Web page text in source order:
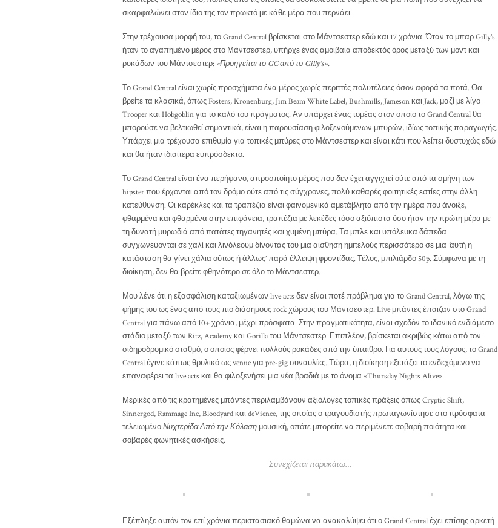
σκαρφαλώνει στον ίδιο της τον πρωκτό με κάθε μέρα που περνάει.
Στην τρέχουσα μορφή του, το Grand Central βρίσκεται στο Μάντσεστερ εδώ και 17 χρόνια. Όταν το μπαρ Gilly's
ήταν το αγαπημένο μέρος στο Μάντσεστερ, υπήρχε ένας αμοιβαία αποδεκτός όρος μεταξύ των μοντ και
ροκάδων του Μάντσεστερ: «Προηγείται το GC από το Gilly's».
Το Grand Central είναι χωρίς προσχήματα ένα μέρος χωρίς περιττές πολυτέλειες όσον αφορά τα ποτά. Θα
βρείτε τα κλασικά, όπως Fosters, Kronenburg, Jim Beam White Label, Bushmills, Jameson και Jack, μαζί με λίγο
Trooper και Hobgoblin για το καλό του πράγματος. Αν υπάρχει ένας τομέας στον οποίο το Grand Central θα
μπορούσε να βελτιωθεί σημαντικά, είναι η παρουσίαση φιλοξενούμενων μπυρών, ιδίως τοπικής παραγωγής.
Υπάρχει μια τρέχουσα επιθυμία για τοπικές μπύρες στο Μάντσεστερ και είναι κάτι που λείπει δυστυχώς εδώ
και θα ήταν ιδιαίτερα ευπρόσδεκτο.
Το Grand Central είναι ένα περήφανο, απροσποίητο μέρος που δεν έχει αγγιχτεί ούτε από τα σμήνη των
hipster που έρχονται από τον δρόμο ούτε από τις σύγχρονες, πολύ καθαρές φοιτητικές εστίες στην άλλη
κατεύθυνση. Οι καρέκλες και τα τραπέζια είναι φαινομενικά αμετάβλητα από την ημέρα που άνοιξε,
φθαρμένα και φθαρμένα στην επιφάνεια, τραπέζια με λεκέδες τόσο αξιόπιστα όσο ήταν την πρώτη μέρα με
τη δυνατή μυρωδιά από πατάτες τηγανητές και χυμένη μπύρα. Τα μπλε και υπόλευκα δάπεδα
συγχωνεύονται σε χαλί και λινόλεουμ δίνοντάς του μια αίσθηση ημιτελούς περισσότερο σε μια αυτή η
κατάσταση θα γίνει χάλια ούτως ή άλλως’ παρά έλλειψη φροντίδας. Τέλος, μπιλιάρδο 50p. Σύμφωνα με τη
διοίκηση, δεν θα βρείτε φθηνότερο σε όλο το Μάντσεστερ.
Μου λένε ότι η εξασφάλιση καταξιωμένων live acts δεν είναι ποτέ πρόβλημα για το Grand Central, λόγω της
φήμης του ως ένας από τους πιο διάσημους rock χώρους του Μάντσεστερ. Live μπάντες έπαιζαν στο Grand
Central για πάνω από 10+ χρόνια, μέχρι πρόσφατα. Στην πραγματικότητα, είναι σχεδόν το ιδανικό ενδιάμεσο
στάδιο μεταξύ των Ritz, Academy και Gorilla του Μάντσεστερ. Επιπλέον, βρίσκεται ακριβώς κάτω από τον
σιδηροδρομικό σταθμό, ο οποίος φέρνει πολλούς ροκάδες από την ύπαιθρο. Για αυτούς τους λόγους, το Grand
Central έγινε κάπως θρυλικό ως venue για pre-gig συναυλίες. Τώρα, η διοίκηση εξετάζει το ενδεχόμενο να
επαναφέρει τα live acts και θα φιλοξενήσει μια νέα βραδιά με το όνομα «Thursday Nights Alive».
Μερικές από τις κρατημένες μπάντες περιλαμβάνουν αξιόλογες τοπικές πράξεις όπως Cryptic Shift,
Sinnergod, Rammage Inc, Bloodyard και deVience, της οποίας ο τραγουδιστής πρωταγωνίστησε στο πρόσφατα
τελειωμένοΝυχτερίδα Από την Κόλαση μουσική, οπότε μπορείτε να περιμένετε σοβαρή ποιότητα και
σοβαρές φωνητικές ασκήσεις.
Συνεχίζεται παρακάτω…
Εξέπληξε αυτόν τον επί χρόνια περιστασιακό θαμώνα να ανακαλύψει ότι ο Grand Central έχει επίσης αρκετή